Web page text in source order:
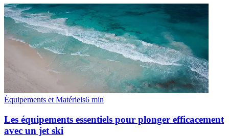
Équipements et Matériels6 min
Les équipements essentiels pour plonger efficacement
avec un jet ski